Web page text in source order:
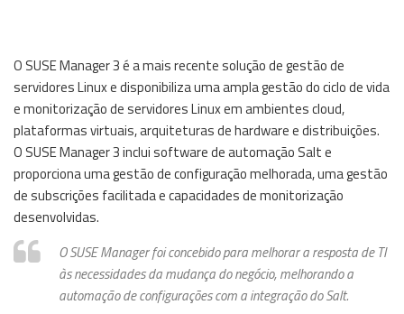
O SUSE Manager 3 é a mais recente solução de gestão de
servidores Linux e disponibiliza uma ampla gestão do ciclo de vida
e monitorização de servidores Linux em ambientes cloud,
plataformas virtuais, arquiteturas de hardware e distribuições.
O SUSE Manager 3 inclui software de automação Salt e
proporciona uma gestão de configuração melhorada, uma gestão
de subscrições facilitada e capacidades de monitorização
desenvolvidas.
O SUSE Manager foi concebido para melhorar a resposta de TI
às necessidades da mudança do negócio, melhorando a
automação de configurações com a integração do Salt.